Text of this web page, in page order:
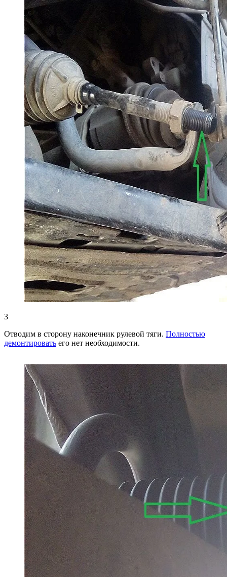
3
Отводим в сторону наконечник рулевой тяги. Полностью
демонтировать его нет необходимости.